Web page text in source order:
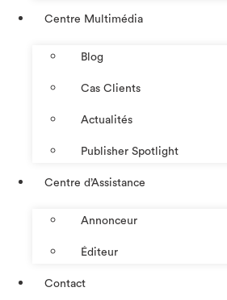
Centre Multimédia
Blog
Cas Clients
Actualités
Publisher Spotlight
Centre d’Assistance
Annonceur
Éditeur
Contact